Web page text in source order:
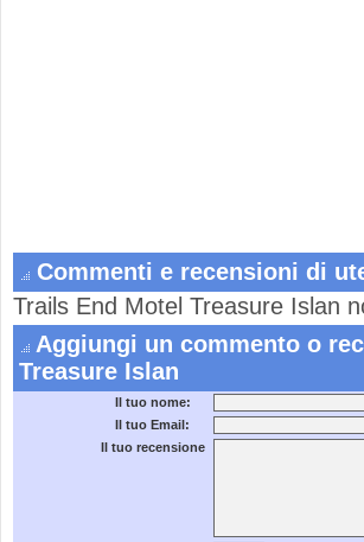
Commenti e recensioni di
Trails End Motel Treasure Islan
Aggiungi un commento o
Treasure Islan
Il tuo nome:
Il tuo Email:
Il tuo recensione